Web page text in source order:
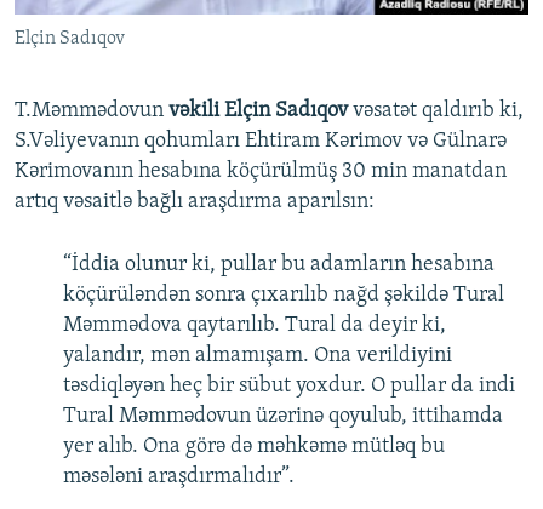
Elçin Sadıqov
T.Məmmədovun vəkili Elçin Sadıqovvəsatət qaldırıb ki,
S.Vəliyevanın qohumları Ehtiram Kərimov və Gülnarə
Kərimovanın hesabına köçürülmüş 30 min manatdan
artıq vəsaitlə bağlı araşdırma aparılsın:
“İddia olunur ki, pullar bu adamların hesabına
köçürüləndən sonra çıxarılıb nağd şəkildə Tural
Məmmədova qaytarılıb. Tural da deyir ki,
yalandır, mən almamışam. Ona verildiyini
təsdiqləyən heç bir sübut yoxdur. O pullar da indi
Tural Məmmədovun üzərinə qoyulub, ittihamda
yer alıb. Ona görə də məhkəmə mütləq bu
məsələni araşdırmalıdır”.